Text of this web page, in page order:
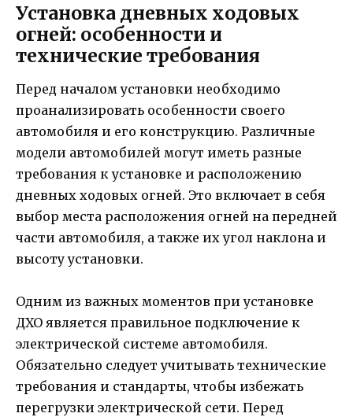
Установка дневных ходовых
огней: особенности и
технические требования
Перед началом установки необходимо
проанализировать особенности своего
автомобиля и его конструкцию. Различные
модели автомобилей могут иметь разные
требования к установке и расположению
дневных ходовых огней. Это включает в себя
выбор места расположения огней на передней
части автомобиля, а также их угол наклона и
высоту установки.
Одним из важных моментов при установке
ДХО является правильное подключение к
электрической системе автомобиля.
Обязательно следует учитывать технические
требования и стандарты, чтобы избежать
перегрузки электрической сети. Перед